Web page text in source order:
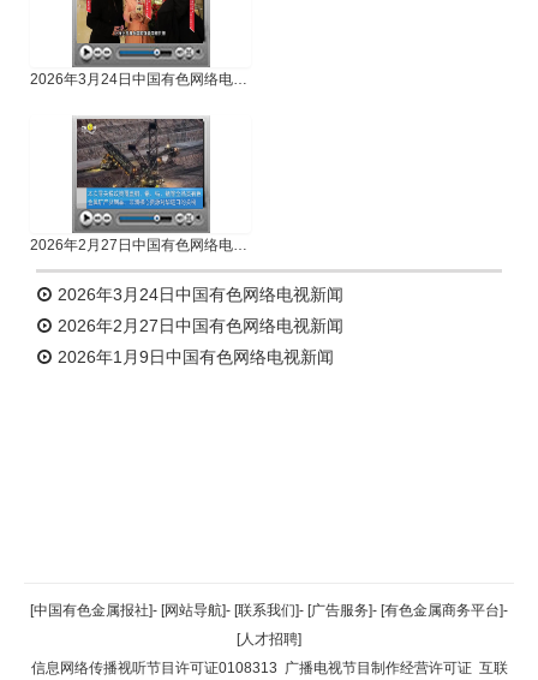
2026年3月24日中国有色网络电视新闻
2026年2月27日中国有色网络电视新闻
2026年3月24日中国有色网络电视新闻
2026年2月27日中国有色网络电视新闻
2026年1月9日中国有色网络电视新闻
返回顶部
返回首页
[中国有色金属报社]- [网站导航]- [联系我们]- [广告服务]- [有色金属商务平台]-
[人才招聘]
信息网络传播视听节目许可证0108313 广播电视节目制作经营许可证 互联